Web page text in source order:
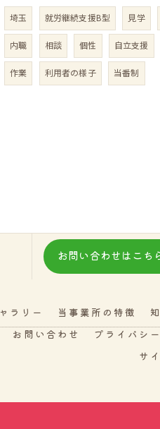
埼玉 就労継続支援B型 見学
内職 相談 個性 自立支援
作業 利用者の様子 当番制
お問い合わせはこち
ラリー 当事業所の特徴
お問い合わせ
プライバシ
サ